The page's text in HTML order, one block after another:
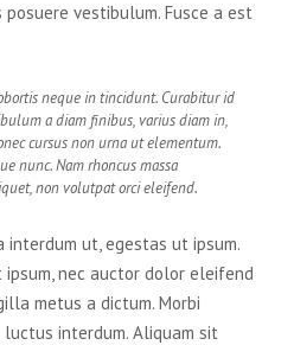
vestibulum. Fusce a est
neque in tincidunt. Curabitur id
a diam finibus, varius diam in,
cursus non urna ut elementum.
nunc. Nam rhoncus massa
non volutpat orci eleifend.
ut, egestas ut ipsum.
ipsum, nec auctor dolor eleifend
metus a dictum. Morbi
interdum. Aliquam sit